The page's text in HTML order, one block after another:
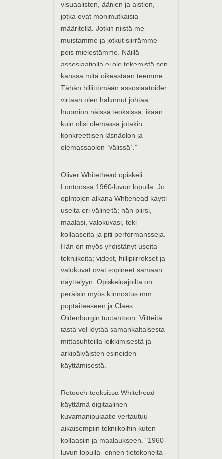
visuaalisten, äänien ja aistien,
jotka ovat monimutkaisia
määritellä. Jotkin niistä me
muistamme ja jotkut siirrämme
pois mielestämme. Näillä
assosiaatiolla ei ole tekemistä sen
kanssa mitä oikeastaan teemme.
Tähän hillittömään assosiaatoiden
virtaan olen halunnut johtaa
huomion näissä teoksissa, ikään
kuin olisi olemassa jotakin
konkreettisen läsnäolon ja
olemassaolon `välissä`.”
Oliver Whitethead opiskeli
Lontoossa 1960-luvun lopulla. Jo
opintojen aikana Whitehead käytti
useita eri välineitä; hän piirsi,
maalasi, valokuvasi, teki
kollaaseita ja piti performansseja.
Hän on myös yhdistänyt useita
tekniikoita; videot, hiilipiirrokset ja
valokuvat ovat sopineet samaan
näyttelyyn. Opiskeluajoilta on
peräisin myös kiinnostus mm.
poptaiteeseen ja Claes
Oldenburgin tuotantoon. Viitteitä
tästä voi löytää samankaltaisesta
mittasuhteilla leikkimisestä ja
arkipäiväisten esineiden
käyttämisestä.
Retouch-teoksissa Whitehead
käyttämä digitaalinen
kuvamanipulaatio vertautuu
aikaisempiin tekniikoihin kuten
kollaasiin ja maalaukseen. "1960-
luvun lopulla- ennen tietokoneita -